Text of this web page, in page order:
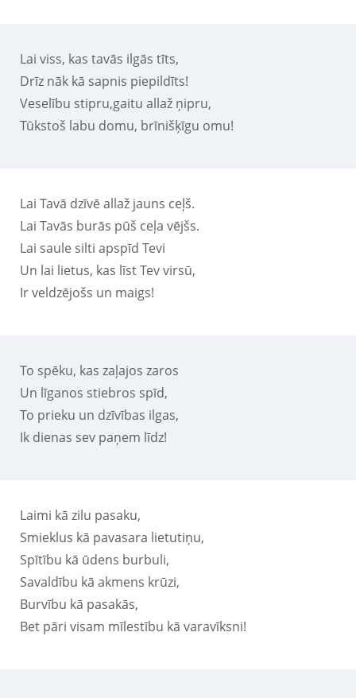
Lai viss, kas tavās ilgās tīts,
Drīz nāk kā sapnis piepildīts!
Veselību stipru,gaitu allaž ņipru,
Tūkstoš labu domu, brīnišķīgu omu!
Lai Tavā dzīvē allaž jauns ceļš.
Lai Tavās burās pūš ceļa vējšs.
Lai saule silti apspīd Tevi
Un lai lietus, kas līst Tev virsū,
Ir veldzējošs un maigs!
To spēku, kas zaļajos zaros
Un līganos stiebros spīd,
To prieku un dzīvības ilgas,
Ik dienas sev paņem līdz!
Laimi kā zilu pasaku,
Smieklus kā pavasara lietutiņu,
Spītību kā ūdens burbuli,
Savaldību kā akmens krūzi,
Burvību kā pasakās,
Bet pāri visam mīlestību kā varavīksni!